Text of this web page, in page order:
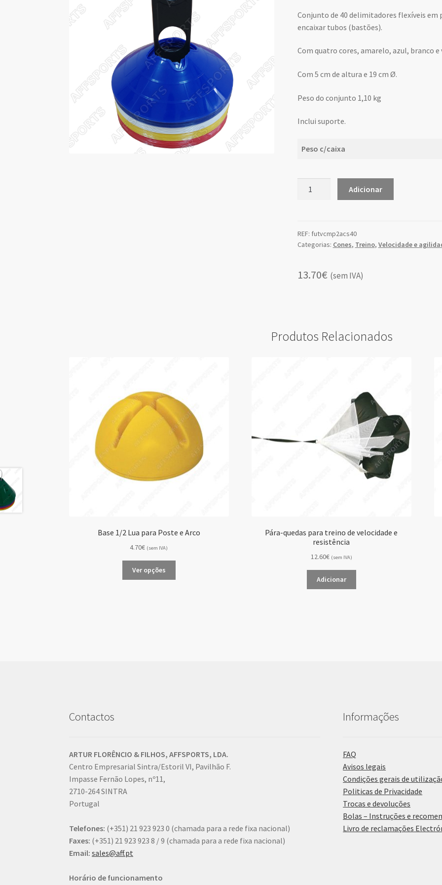
Conjunto de 40 delimitadores flexíveis
encaixar tubos (bastões).
Com quatro cores, amarelo, azul, branco
Com 5 cm de altura e 19 cm Ø.
Peso do conjunto 1,10 kg
Inclui suporte.
Peso c/caixa
Flexível
Conjunto
5
Adicionar
REF: futvcmp2acs40
Categorias: Cones, Treino, Velocidade e
13.70€ (sem IVA)
Produtos Relacionados
Base 1/2 Lua para Poste e Arco
4.70€ (sem IVA)
Ver opções
Pára-quedas para treino de velocidade e
resistência
12.60€ (sem IVA)
Adicionar
Contactos
ARTUR FLORÊNCIO & FILHOS, AFFSPORTS, LDA.
Centro Empresarial Sintra/Estoril VI, Pavilhão F.
Impasse Fernão Lopes, nº11,
2710-264 SINTRA
Portugal
Telefones: (+351) 21 923 923 0 (chamada para a rede fixa nacional)
Faxes: (+351) 21 923 923 8 / 9 (chamada para a rede fixa nacional)
Email: sales@aff.pt
Horário de funcionamento
Informações
FAQ
Avisos legais
Condições gerais de
Politicas de Privacidade
Trocas e devoluções
Bolas – Instruções e
Livro de reclamações